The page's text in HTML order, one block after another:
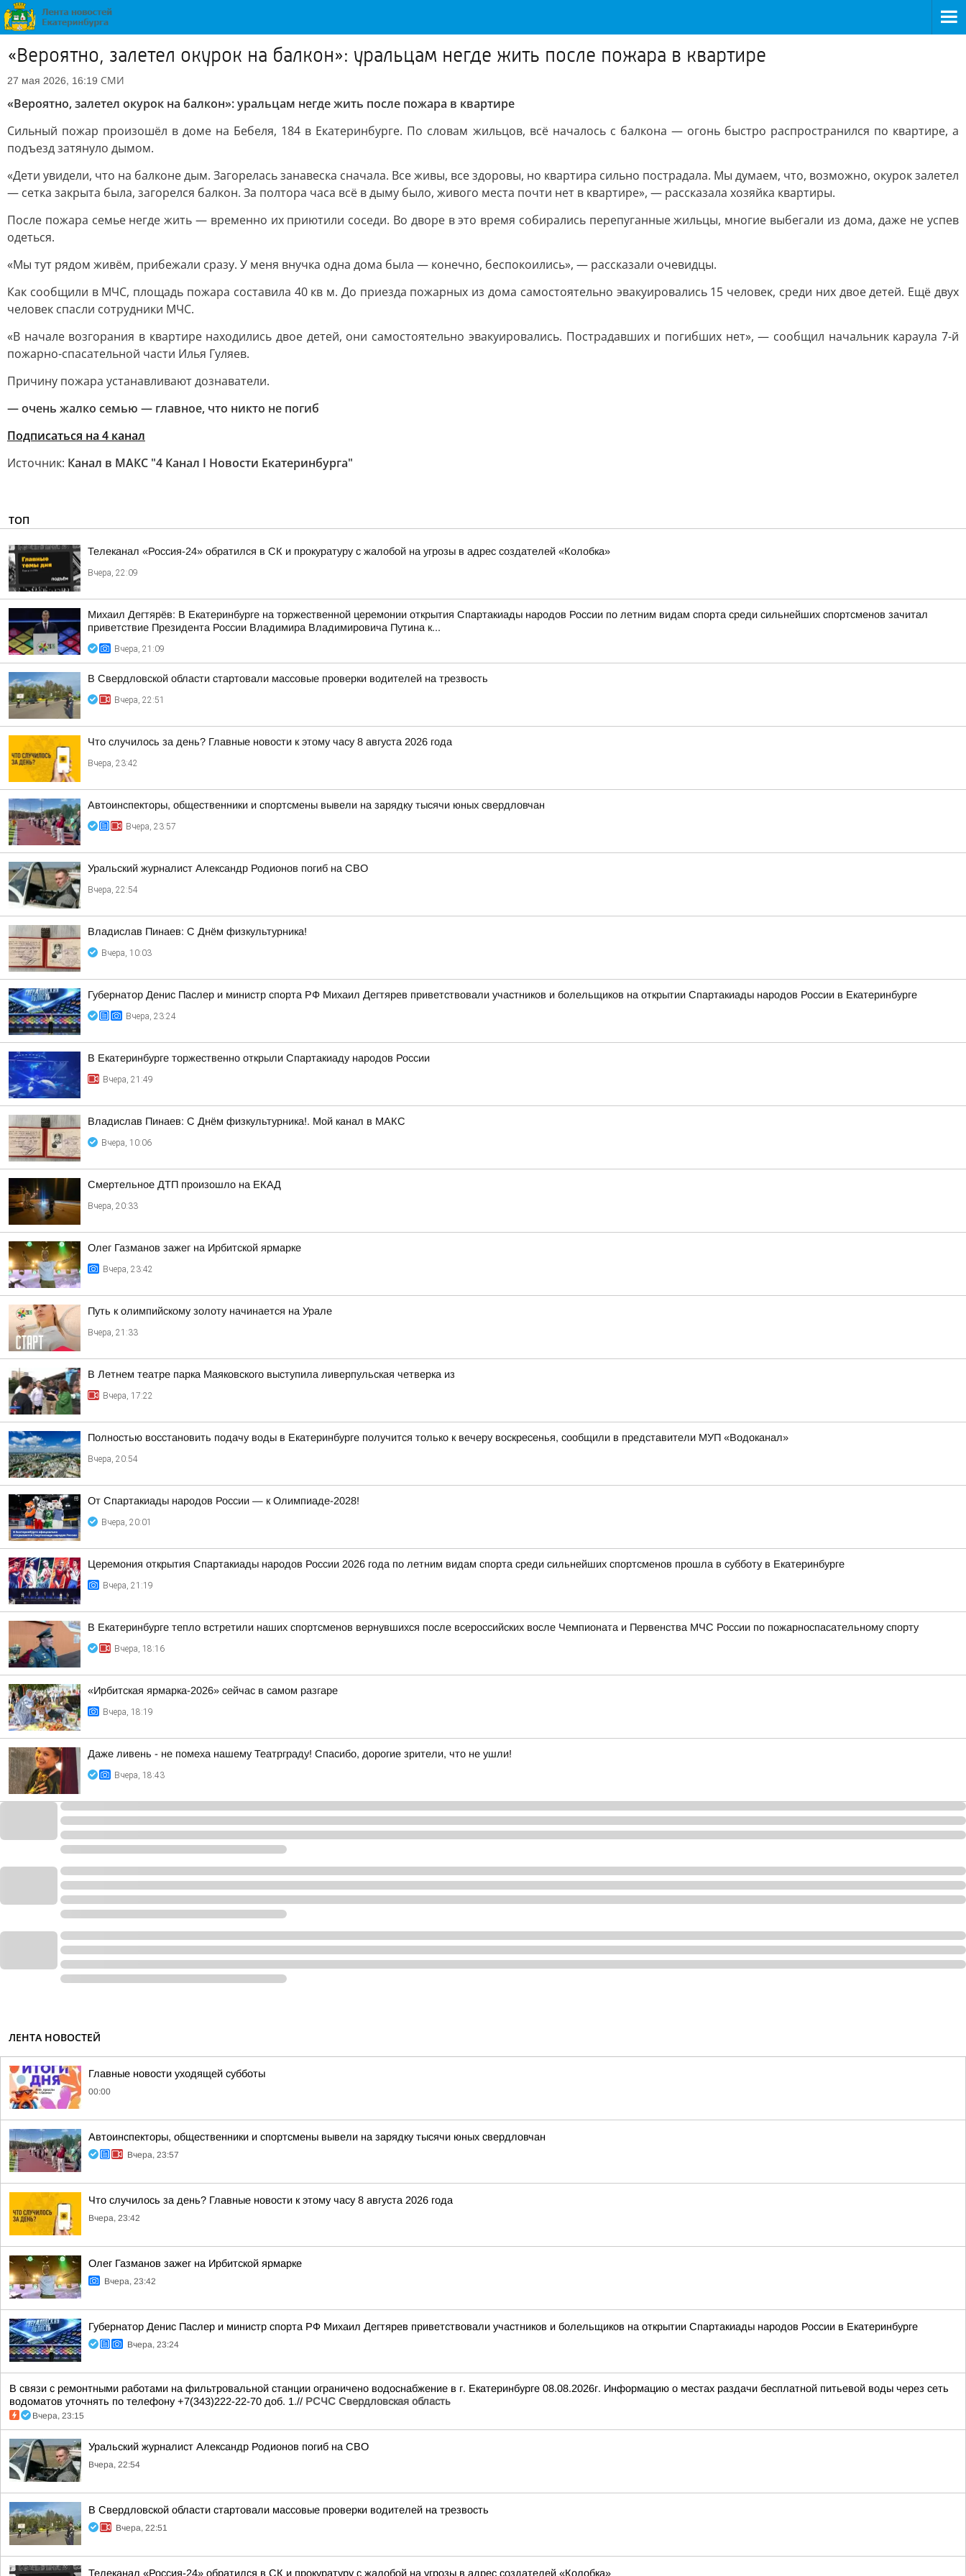
«Вероятно, залетел окурок на балкон»: уральцам негде жить после пожара в квартире
27 мая 2026, 16:19 СМИ
«Вероятно, залетел окурок на балкон»: уральцам негде жить после пожара в квартире
Сильный пожар произошёл в доме на Бебеля, 184 в Екатеринбурге. По словам жильцов, всё началось с балкона — огонь быстро распространился по квартире, а
подъезд затянуло дымом.
«Дети увидели, что на балконе дым. Загорелась занавеска сначала. Все живы, все здоровы, но квартира сильно пострадала. Мы думаем, что, возможно, окурок залетел
— сетка закрыта была, загорелся балкон. За полтора часа всё в дыму было, живого места почти нет в квартире», — рассказала хозяйка квартиры.
После пожара семье негде жить — временно их приютили соседи. Во дворе в это время собирались перепуганные жильцы, многие выбегали из дома, даже не успев
одеться.
«Мы тут рядом живём, прибежали сразу. У меня внучка одна дома была — конечно, беспокоились», — рассказали очевидцы.
Как сообщили в МЧС, площадь пожара составила 40 кв м. До приезда пожарных из дома самостоятельно эвакуировались 15 человек, среди них двое детей. Ещё двух
человек спасли сотрудники МЧС.
«В начале возгорания в квартире находились двое детей, они самостоятельно эвакуировались. Пострадавших и погибших нет», — сообщил начальник караула 7-й
пожарно-спасательной части Илья Гуляев.
Причину пожара устанавливают дознаватели.
— очень жалко семью — главное, что никто не погиб
Подписаться на 4 канал
Источник: Канал в МАКС "4 Канал I Новости Екатеринбурга"
ТОП
Телеканал «Россия-24» обратился в СК и прокуратуру с жалобой на угрозы в адрес создателей «Колобка»
Вчера, 22:09
Михаил Дегтярёв: В Екатеринбурге на торжественной церемонии открытия Спартакиады народов России по летним видам спорта среди сильнейших спортсменов зачитал
приветствие Президента России Владимира Владимировича Путина к...
Вчера, 21:09
В Свердловской области стартовали массовые проверки водителей на трезвость
Вчера, 22:51
Что случилось за день? Главные новости к этому часу 8 августа 2026 года
Вчера, 23:42
Автоинспекторы, общественники и спортсмены вывели на зарядку тысячи юных свердловчан
Вчера, 23:57
Уральский журналист Александр Родионов погиб на СВО
Вчера, 22:54
Владислав Пинаев: С Днём физкультурника!
Вчера, 10:03
Губернатор Денис Паслер и министр спорта РФ Михаил Дегтярев приветствовали участников и болельщиков на открытии Спартакиады народов России в Екатеринбурге
Вчера, 23:24
В Екатеринбурге торжественно открыли Спартакиаду народов России
Вчера, 21:49
Владислав Пинаев: С Днём физкультурника!. Мой канал в МАКС
Вчера, 10:06
Смертельное ДТП произошло на ЕКАД
Вчера, 20:33
Олег Газманов зажег на Ирбитской ярмарке
Вчера, 23:42
Путь к олимпийскому золоту начинается на Урале
Вчера, 21:33
В Летнем театре парка Маяковского выступила ливерпульская четверка из
Вчера, 17:22
Полностью восстановить подачу воды в Екатеринбурге получится только к вечеру воскресенья, сообщили в представители МУП «Водоканал»
Вчера, 20:54
От Спартакиады народов России — к Олимпиаде-2028!
Вчера, 20:01
Церемония открытия Спартакиады народов России 2026 года по летним видам спорта среди сильнейших спортсменов прошла в субботу в Екатеринбурге
Вчера, 21:19
В Екатеринбурге тепло встретили наших спортсменов вернувшихся после всероссийских восле Чемпионата и Первенства МЧС России по пожарноспасательному спорту
Вчера, 18:16
«Ирбитская ярмарка-2026» сейчас в самом разгаре
Вчера, 18:19
Даже ливень - не помеха нашему Театрграду! Спасибо, дорогие зрители, что не ушли!
Вчера, 18:43
ЛЕНТА НОВОСТЕЙ
Главные новости уходящей субботы
00:00
Автоинспекторы, общественники и спортсмены вывели на зарядку тысячи юных свердловчан
Вчера, 23:57
Что случилось за день? Главные новости к этому часу 8 августа 2026 года
Вчера, 23:42
Олег Газманов зажег на Ирбитской ярмарке
Вчера, 23:42
Губернатор Денис Паслер и министр спорта РФ Михаил Дегтярев приветствовали участников и болельщиков на открытии Спартакиады народов России в Екатеринбурге
Вчера, 23:24
В связи с ремонтными работами на фильтровальной станции ограничено водоснабжение в г. Екатеринбурге 08.08.2026г. Информацию о местах раздачи бесплатной питьевой воды через сеть
водоматов уточнять по телефону +7(343)222-22-70 доб. 1.// РСЧС Свердловская область
Вчера, 23:15
Уральский журналист Александр Родионов погиб на СВО
Вчера, 22:54
В Свердловской области стартовали массовые проверки водителей на трезвость
Вчера, 22:51
Телеканал «Россия-24» обратился в СК и прокуратуру с жалобой на угрозы в адрес создателей «Колобка»